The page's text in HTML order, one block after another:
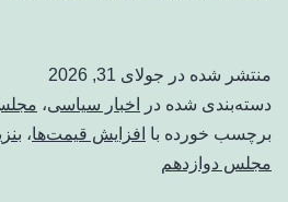
منتشر شده در جولای 31, 2026
دسته‌بندی شده در
اخبار سیاسی،
برچسب خورده با افزایش قیمت‌ها،
مجلس دوازدهم